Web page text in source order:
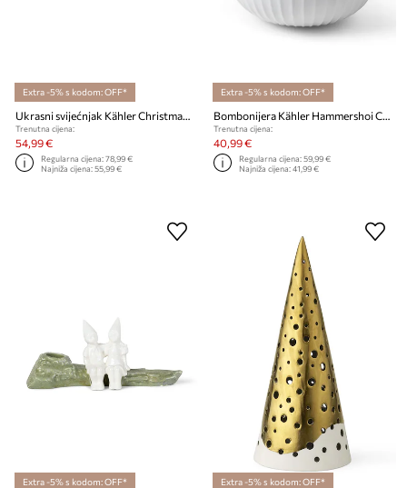
Extra -5% s kodom: OFF*
Ukrasni svijećnjak Kähler Christmas Tales Christmas Advent
Trenutna cijena:
54,99 €
Regularna cijena:78,99 €
Najniža cijena:55,99 €
Extra -5% s kodom: OFF*
Bombonijera Kähler Hammershoi Christmas
Trenutna cijena:
40,99 €
Regularna cijena:59,99 €
Najniža cijena:41,99 €
Extra -5% s kodom: OFF* Extra -5% s kodom: OFF*